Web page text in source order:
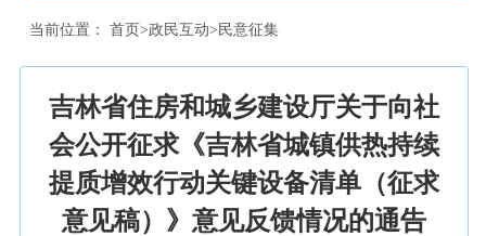
当前位置： 首页>政民互动> 民意征集
吉林省住房和城乡建设厅关于向社
会公开征求《吉林省城镇供热持续
提质增效行动关键设备清单（征求
意见稿）》意见反馈情况的通告